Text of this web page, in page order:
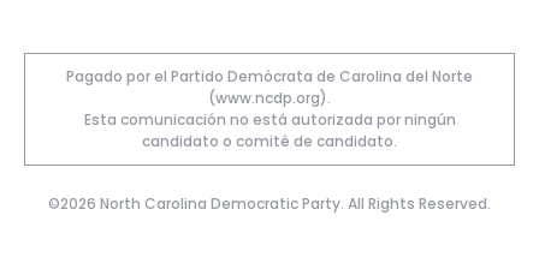
Pagado por el Partido Demócrata de Carolina del Norte
(www.ncdp.org).
Esta comunicación no está autorizada por ningún
candidato o comité de candidato.
©2026 North Carolina Democratic Party. All Rights Reserved.